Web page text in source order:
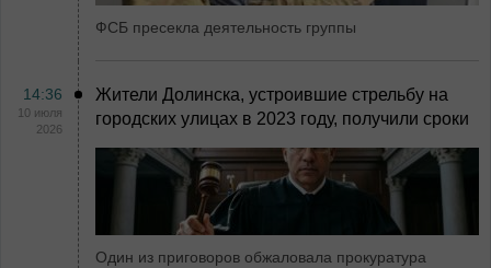
ФСБ пресекла деятельность группы
14:36
10 июля
2026
Жители Долинска, устроившие стрельбу на
городских улицах в 2023 году, получили сроки
Один из приговоров обжаловала прокуратура